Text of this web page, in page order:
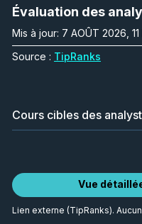
Évaluation des
Mis à jour: 7 AOÛT 2026, 11
Source : TipRanks
Cours cibles des
Vue
Lien externe (TipRanks).